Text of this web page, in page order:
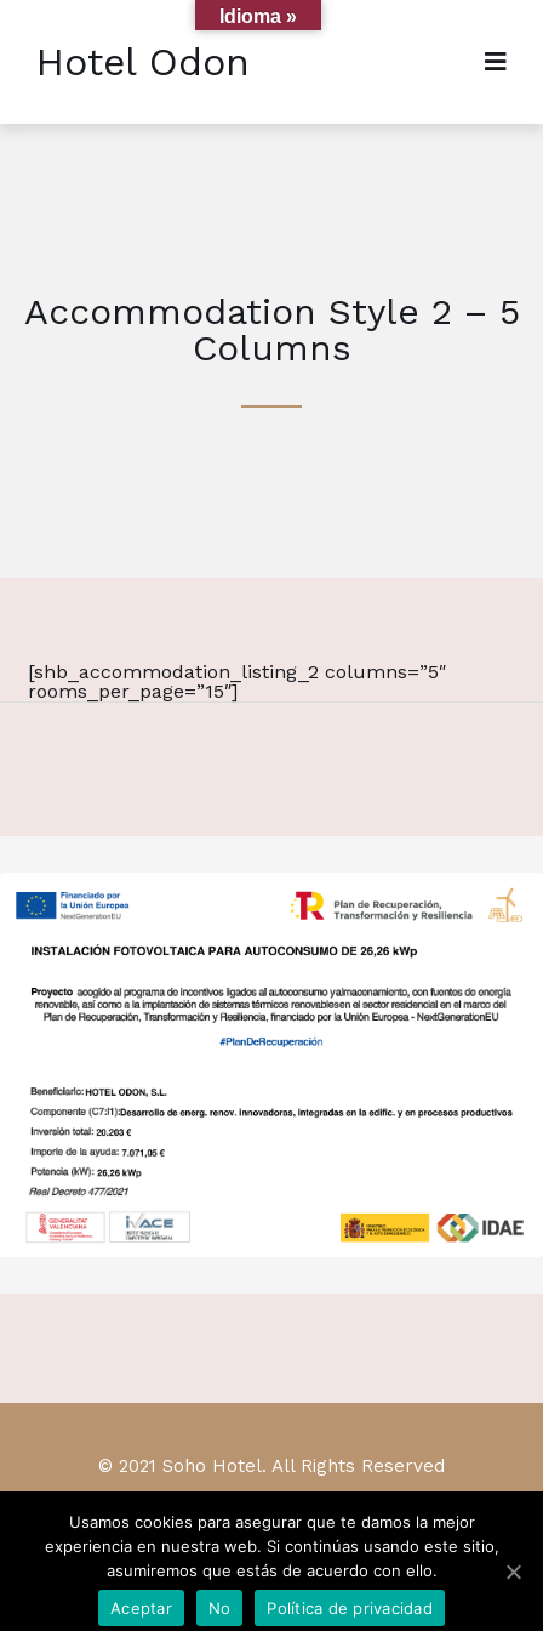
Hotel Odon
Accommodation Style 2 – 5
Columns
[shb_accommodation_listing_2 columns=”5″
rooms_per_page=”15″]
© 2021 Soho Hotel. All Rights Reserved
Idioma »
Usamos cookies para asegurar que te damos la mejor
experiencia en nuestra web. Si continúas usando este sitio,
asumiremos que estás de acuerdo con ello.
Aceptar
No Política de privacidad